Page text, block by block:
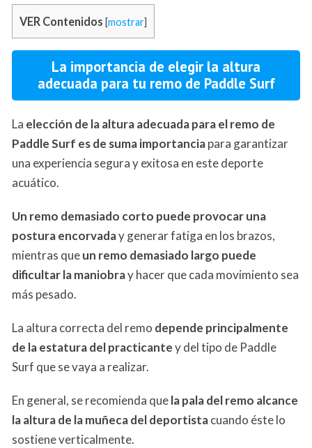
VER Contenidos [mostrar]
La importancia de elegir la altura
adecuada para tu remo de Paddle Surf
La elección de la altura adecuada para el remo de
Paddle Surf es de suma importanciapara garantizar
una experiencia segura y exitosa en este deporte
acuático.
Un remo demasiado corto puede provocar una
postura encorvaday generar fatiga en los brazos,
mientras queun remo demasiado largo puede
dificultar la maniobray hacer que cada movimiento sea
más pesado.
La altura correcta del remo depende principalmente
de la estatura del practicantey del tipo de Paddle
Surf que se vaya a realizar.
En general, se recomienda quela pala del remo alcance
la altura de la muñeca del deportistacuando éste lo
sostiene verticalmente.